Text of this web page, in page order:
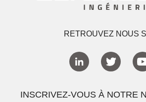
RETROUVEZ NOUS
INSCRIVEZ-VOUS À NOTRE